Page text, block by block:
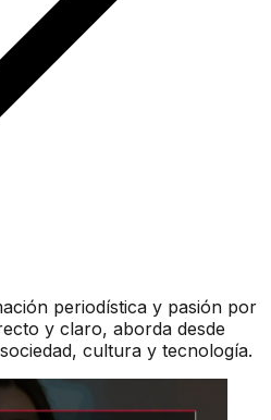
periodística y pasión por
y claro, aborda desde
cultura y tecnología.